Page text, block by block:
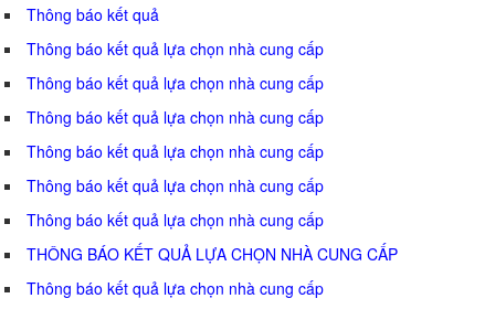
Thông báo kết quả
Thông báo kết quả lựa chọn nhà cung cấp
Thông báo kết quả lựa chọn nhà cung cấp
Thông báo kết quả lựa chọn nhà cung cấp
Thông báo kết quả lựa chọn nhà cung cấp
Thông báo kết quả lựa chọn nhà cung cấp
Thông báo kết quả lựa chọn nhà cung cấp
THÔNG BÁO KẾT QUẢ LỰA CHỌN NHÀ CUNG CẤP
Thông báo kết quả lựa chọn nhà cung cấp